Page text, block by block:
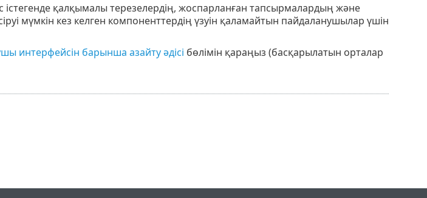
істегенде қалқымалы терезелердің, жоспарланған тапсырмалардың және
мүмкін кез келген компоненттердің үзуін қаламайтын пайдаланушылар үшін
интерфейсін барынша азайту әдісі бөлімін қараңыз (басқарылатын орталар